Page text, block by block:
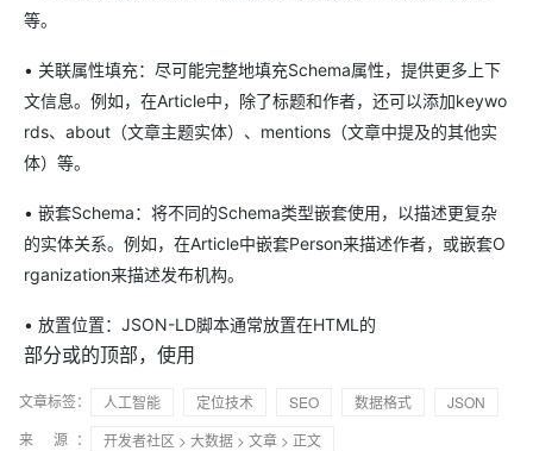
等。
• 关联属性填充：尽可能完整地填充Schema属性，提供更多上下
文信息。例如，在Article中，除了标题和作者，还可以添加keywo
rds、about（文章主题实体）、mentions（文章中提及的其他实
体）等。
• 嵌套Schema：将不同的Schema类型嵌套使用，以描述更复杂
的实体关系。例如，在Article中嵌套Person来描述作者，或嵌套O
rganization来描述发布机构。
• 放置位置：JSON-LD脚本通常放置在HTML的
部分或的顶部，使用
文章标签： 人工智能 定位技术 SEO 数据格式
JSON
来 源：
开发者社区 > 大数据 > 文章 > 正文